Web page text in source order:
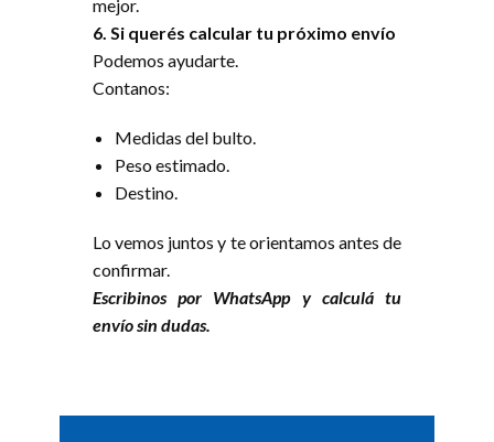
mejor.
6. Si querés calcular tu próximo envío
Podemos ayudarte.
Contanos:
Medidas del bulto.
Peso estimado.
Destino.
Lo vemos juntos y te orientamos antes de
confirmar.
Escribinos por WhatsApp y calculá tu
envío sin dudas.